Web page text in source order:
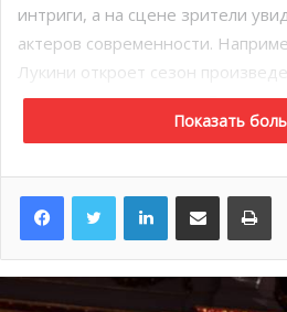
интриги, а на сцене зрители
актеров современности.
Лукини откроет сезон
французских классиков
Кристиан Вадим предстанет
совершенно разных образах: в
depart» он сыграет бродягу, а в
ХХ века. Кроме того, на сцену
Показать
LinkedInПоделиться по электронной почте